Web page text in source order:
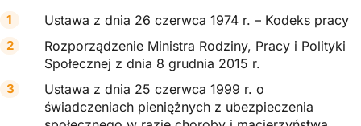
Ustawa z dnia 26 czerwca 1974 r. – Kodeks pracy
Rozporządzenie Ministra Rodziny, Pracy i Polityki
Społecznej z dnia 8 grudnia 2015 r.
Ustawa z dnia 25 czerwca 1999 r. o
świadczeniach pieniężnych z ubezpieczenia